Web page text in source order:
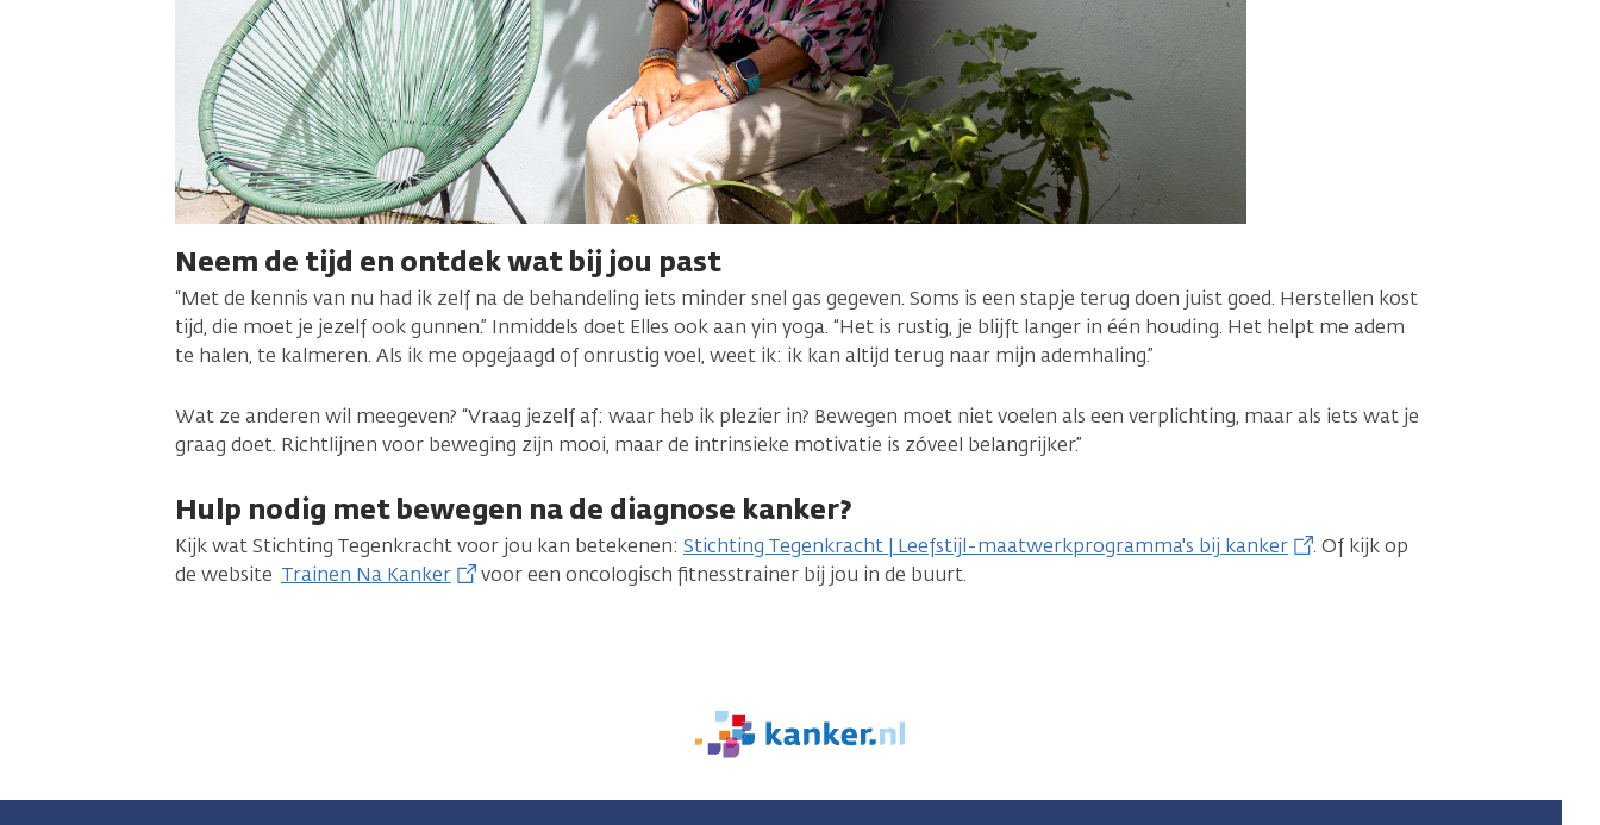
Neem de tijd en ontdek wat bij jou past
“Met de kennis van nu had ik zelf na de behandeling iets minder snel gas gegeven. Soms is een stapje terug doen juist goed. Herstellen kost
tijd, die moet je jezelf ook gunnen.” Inmiddels doet Elles ook aan yin yoga. “Het is rustig, je blijft langer in één houding. Het helpt me adem
te halen, te kalmeren. Als ik me opgejaagd of onrustig voel, weet ik: ik kan altijd terug naar mijn ademhaling.”
Wat ze anderen wil meegeven? “Vraag jezelf af: waar heb ik plezier in? Bewegen moet niet voelen als een verplichting, maar als iets wat je
graag doet. Richtlijnen voor beweging zijn mooi, maar de intrinsieke motivatie is zóveel belangrijker.”
Hulp nodig met bewegen na de diagnose kanker?
Kijk wat Stichting Tegenkracht voor jou kan betekenen: Stichting Tegenkracht | Leefstijl-maatwerkprogramma's bij kanker
. Of kijk op
de website Trainen Na Kanker voor een oncologisch fitnesstrainer bij jou in de buurt.
We
er